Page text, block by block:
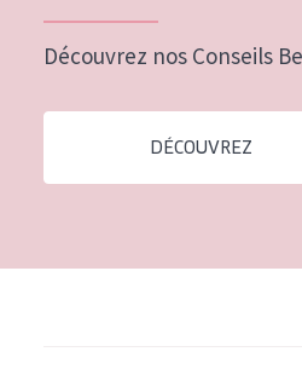
Peau mature
Peau ménopausée
Âge : 55+
Découvrez nos Conseils
DÉCOUVREZ